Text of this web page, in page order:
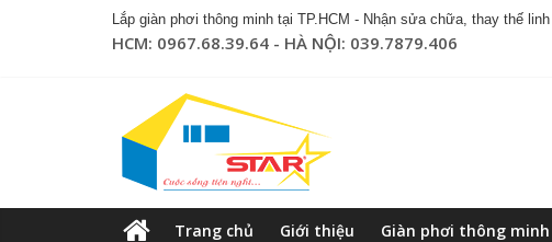
Lắp giàn phơi thông minh tại TP.HCM - Nhận sửa chữa, thay thế
HCM: 0967.68.39.64 - HÀ NỘI: 039.7879.406
Trang chủ Giới thiệu Giàn phơi thông minh